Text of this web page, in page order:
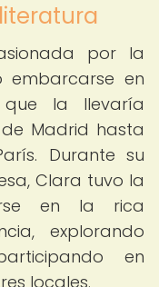
por la
embarcarse en
la llevaría
Madrid hasta
Durante su
Clara tuvo la
en la rica
explorando
en
locales.